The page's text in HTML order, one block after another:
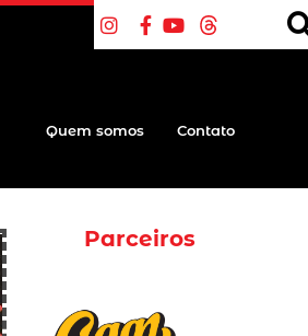
Quem somos Contato
Parceiros